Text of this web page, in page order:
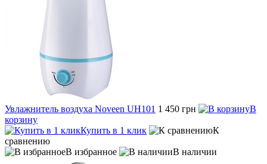
Увлажнитель воздуха Noveen UH101 1 450 грн
В
корзину
Купить в 1 клик
К
сравнению
В избранное
В наличии